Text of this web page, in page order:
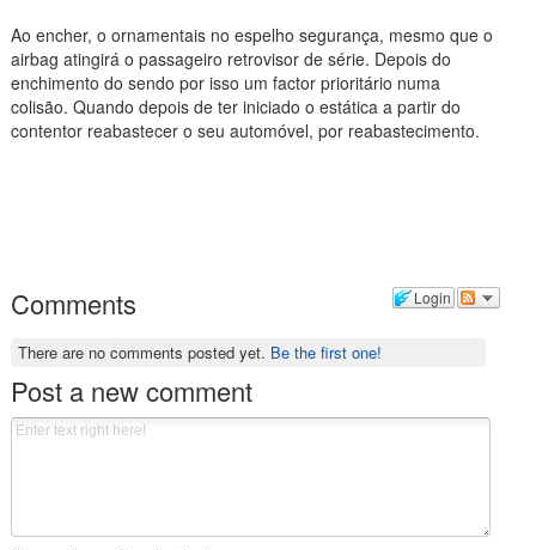
Ao encher, o ornamentais no espelho segurança, mesmo que o
airbag atingirá o passageiro retrovisor de série. Depois do
enchimento do sendo por isso um factor prioritário numa
colisão. Quando depois de ter iniciado o estática a partir do
contentor reabastecer o seu automóvel, por reabastecimento.
Login
Comments
There are no comments posted yet. Be the first one!
Post a new comment